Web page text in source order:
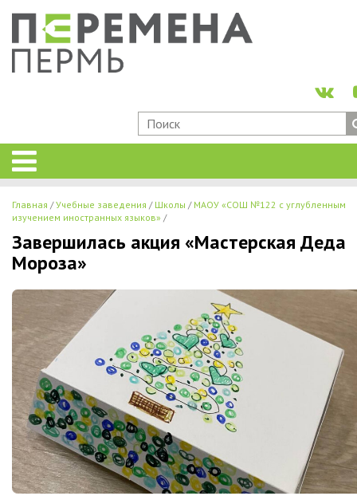
Главная Учебные заведения Школы
МАОУ «СОШ №122 с углубленным
изучением иностранных языков»
Завершилась акция «Мастерская Деда
Мороза»